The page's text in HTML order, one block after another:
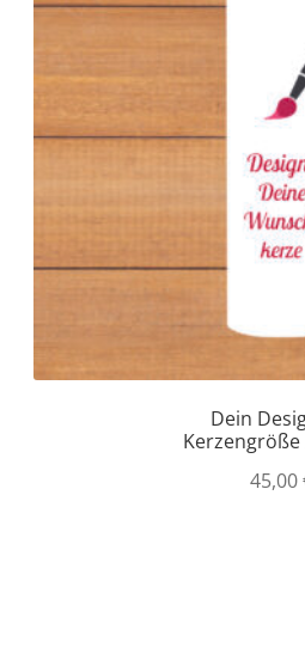
Dein
Kerzengröße
45,00